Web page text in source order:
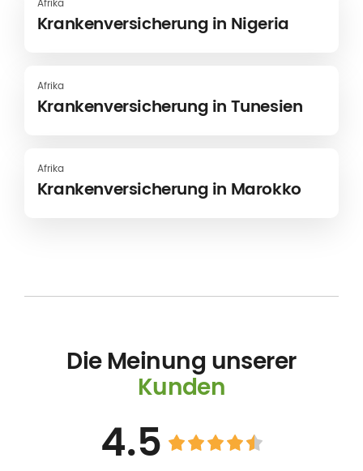
Afrika
Krankenversicherung in Nigeria
Afrika
Krankenversicherung in Tunesien
Afrika
Krankenversicherung in Marokko
Die Meinung unserer
Kunden
4.5